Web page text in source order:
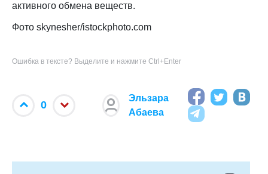
активного обмена веществ.
Фото skynesher/istockphoto.com
Ошибка в тексте? Выделите и нажмите Ctrl+Enter
0
Эльзара
Абаева